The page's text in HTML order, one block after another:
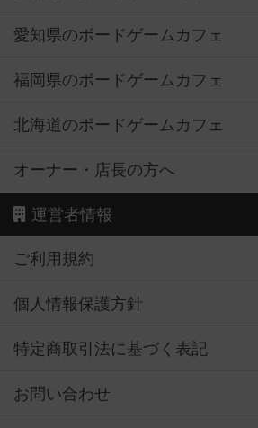
愛知県のボードゲームカフェ
福岡県のボードゲームカフェ
北海道のボードゲームカフェ
オーナー・店長の方へ
運営者情報
ご利用規約
個人情報保護方針
特定商取引法に基づく表記
お問い合わせ